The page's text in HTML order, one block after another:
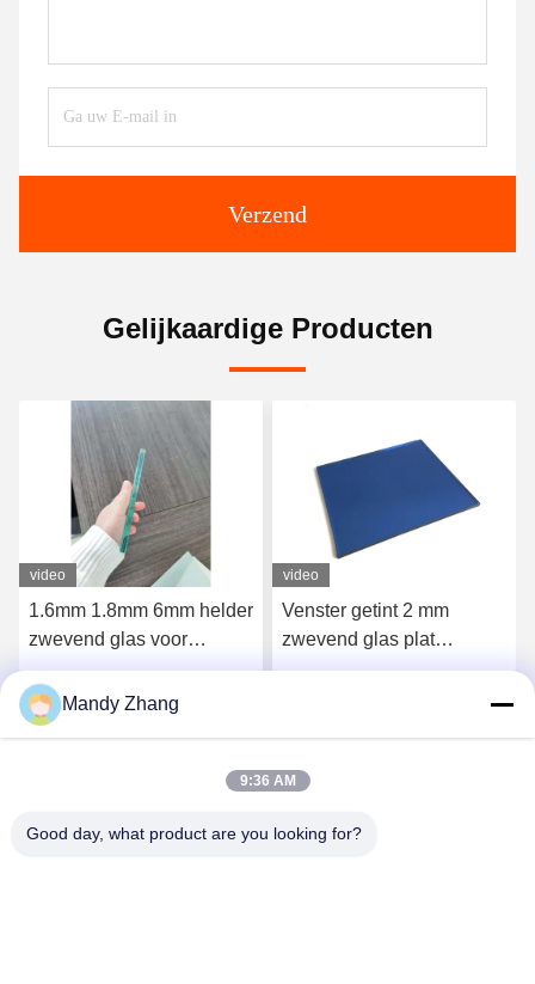
Verzend
Gelijkaardige Producten
video
Venster getint 2 mm
zwevend glas plat
doorzichtig glasplaat
gelaagd
video
Laag ijzer getint
reflecterend helder
zwevend glas 1,5 mm 3
Mandy Zhang
9:36 AM
Good day, what product are you looking for?